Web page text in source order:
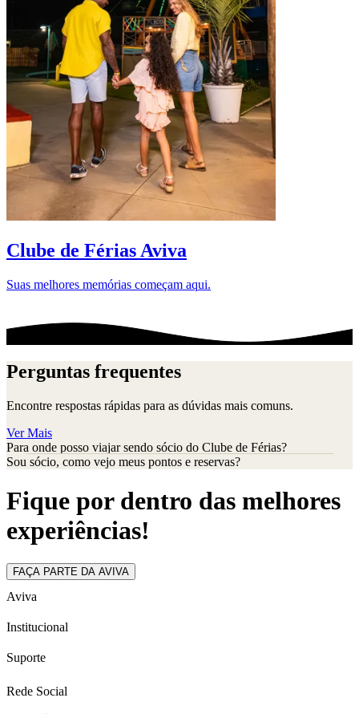
Clube de Férias Aviva
Suas melhores memórias começam aqui.
Perguntas frequentes
Encontre respostas rápidas para as dúvidas mais comuns.
Ver Mais
Para onde posso viajar sendo sócio do Clube de Férias?
Sou sócio, como vejo meus pontos e reservas?
Fique por dentro das melhores
experiências!
FAÇA PARTE DA AVIVA
Aviva
Institucional
Suporte
Rede Social